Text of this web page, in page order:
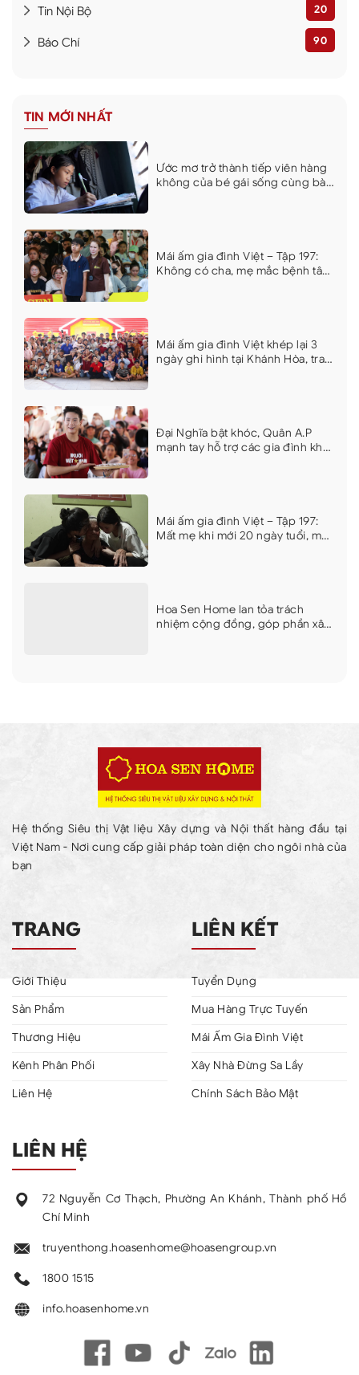
Tin Nội Bộ 20
Báo Chí 90
TIN MỚI NHẤT
Ước mơ trở thành tiếp viên hàng
không của bé gái sống cùng bà
Mái ấm gia đình Việt – Tập 197:
Không có cha, mẹ mắc bệnh tâm
Mái ấm gia đình Việt khép lại 3
ngày ghi hình tại Khánh Hòa, trao
Đại Nghĩa bật khóc, Quân A.P
mạnh tay hỗ trợ các gia đình khó
Mái ấm gia đình Việt – Tập 197:
Mất mẹ khi mới 20 ngày tuổi, mất
Hoa Sen Home lan tỏa trách
nhiệm cộng đồng, góp phần xây
Hệ thống Siêu thị Vật liệu Xây dựng và Nội thất hàng đầu tại
Việt Nam - Nơi cung cấp giải pháp toàn diện cho ngôi nhà của
bạn
TRANG
Giới Thiệu
Sản Phẩm
Thương Hiệu
Kênh Phân Phối
Liên Hệ
LIÊN KẾT
Tuyển Dụng
Mua Hàng Trực Tuyến
Mái Ấm Gia Đình Việt
Xây Nhà Đừng Sa Lầy
Chính Sách Bảo Mật
LIÊN HỆ
72 Nguyễn Cơ Thạch, Phường An Khánh, Thành phố Hồ
Chí Minh
truyenthong.hoasenhome@hoasengroup.vn
1800 1515
info.hoasenhome.vn